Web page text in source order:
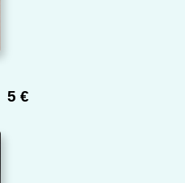
5 €